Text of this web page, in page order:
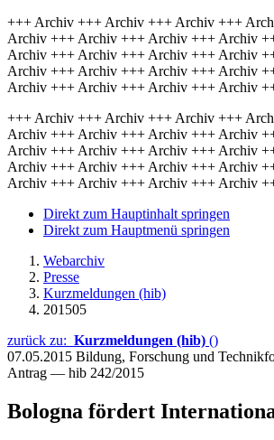
+++ Archiv +++ Archiv +++ Archiv +++
Archiv +++ Archiv +++ Archiv +++ Archiv
Archiv +++ Archiv +++ Archiv +++ Archiv
Archiv +++ Archiv +++ Archiv +++ Archiv
Archiv +++ Archiv +++ Archiv +++ Archiv
+++ Archiv +++ Archiv +++ Archiv +++
Archiv +++ Archiv +++ Archiv +++ Archiv
Archiv +++ Archiv +++ Archiv +++ Archiv
Archiv +++ Archiv +++ Archiv +++ Archiv
Archiv +++ Archiv +++ Archiv +++ Archiv
Direkt zum Hauptinhalt springen
Direkt zum Hauptmenü springen
Webarchiv
Presse
Kurzmeldungen (hib)
201505
zurück zu: Kurzmeldungen (hib) ()
07.05.2015 Bildung, Forschung und
Antrag — hib 242/2015
Bologna fördert